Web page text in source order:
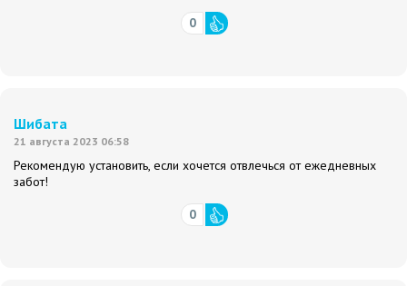
0
Шибата
21 августа 2023 06:58
Рекомендую установить, если хочется отвлечься от ежедневных
забот!
0